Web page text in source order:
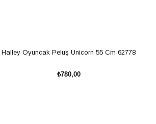
Halley Oyuncak Peluş Unicorn 55 Cm 62778
₺780,00